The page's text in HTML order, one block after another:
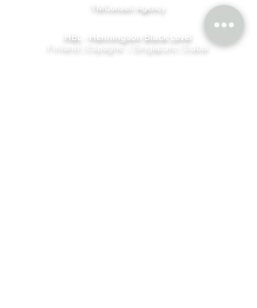
TMConseil Agency
HBL - Henningson Black Level
Finland | Espagne | Singapure | Dubai